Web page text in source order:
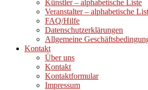
Künstler – alphabetische Liste
Veranstalter – alphabetische
FAQ/Hilfe
Datenschutzerklärungen
Allgemeine
Kontakt
Über uns
Kontakt
Kontaktformular
Impressum